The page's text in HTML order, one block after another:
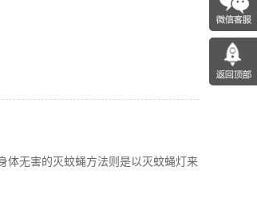
体无害的灭蚊蝇方法则是以灭蚊蝇灯来